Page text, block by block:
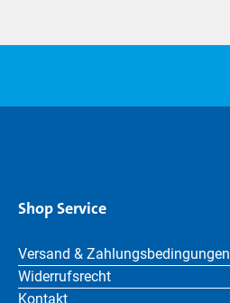
Shop Service
Versand & Zahlungsbedingungen
Widerrufsrecht
Kontakt